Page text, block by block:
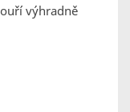
výhradně